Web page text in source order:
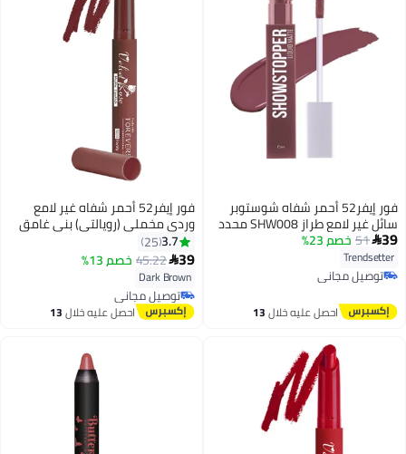
فور إيفر52 أحمر شفاه شوستوبر
سائل غير لامع طراز SHW008 محدد
موضة
39
51خصم 23%
Trendsetter
توصيل مجاني
توصيل مجاني
احصل عليه خلال13
6
فور إيفر52 أحمر شفاه غير لامع
وردي مخملي (رويالتي) بني غامق
3.7
25
39
45.22خصم 13%
Dark Brown
توصيل مجاني
توصيل مجانياحصل عليه خلال13